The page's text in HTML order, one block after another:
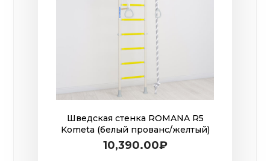
Шведская стенка ROMANA R5
Kometa (белый прованс/желтый)
10,390.00₽